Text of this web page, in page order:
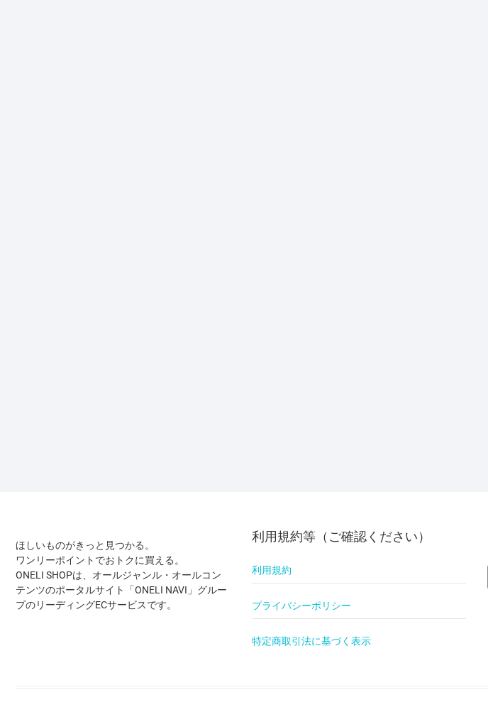
ほしいものがきっと見つかる。
ワンリーポイントでおトクに買える。
ONELI SHOPは、オールジャンル・オールコン
テンツのポータルサイト「ONELI NAVI」グルー
プのリーディングECサービスです。
利用規約等（ご確認ください）
利用規約
プライバシーポリシー
特定商取引法に基づく表示